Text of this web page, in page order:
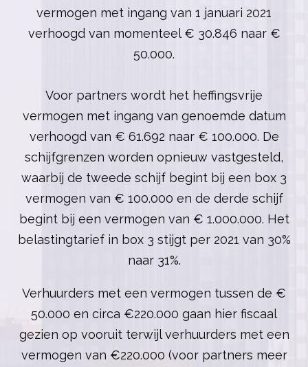
vermogen met ingang van 1 januari 2021
verhoogd van momenteel € 30.846 naar €
50.000.
Voor partners wordt het heffingsvrije
vermogen met ingang van genoemde datum
verhoogd van € 61.692 naar € 100.000. De
schijfgrenzen worden opnieuw vastgesteld,
waarbij de tweede schijf begint bij een box 3
vermogen van € 100.000 en de derde schijf
begint bij een vermogen van € 1.000.000. Het
belastingtarief in box 3 stijgt per 2021 van 30%
naar 31%.
Verhuurders met een vermogen tussen de €
50.000 en circa €220.000 gaan hier fiscaal
gezien op vooruit terwijl verhuurders met een
vermogen van €220.000 (voor partners meer